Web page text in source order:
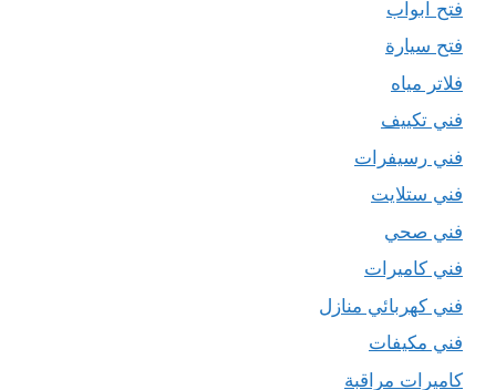
فتح ابواب
فتح سيارة
فلاتر مياه
فني تكييف
فني رسيفرات
فني ستلايت
فني صحي
فني كاميرات
فني كهربائي منازل
فني مكيفات
كاميرات مراقبة